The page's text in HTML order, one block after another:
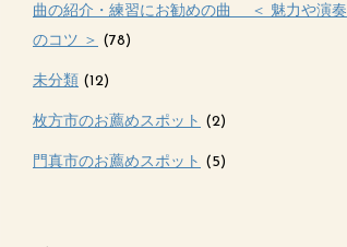
曲の紹介・練習にお勧めの曲 ＜ 魅力や演奏
のコツ ＞ (78)
未分類 (12)
枚方市のお薦めスポット (2)
門真市のお薦めスポット (5)